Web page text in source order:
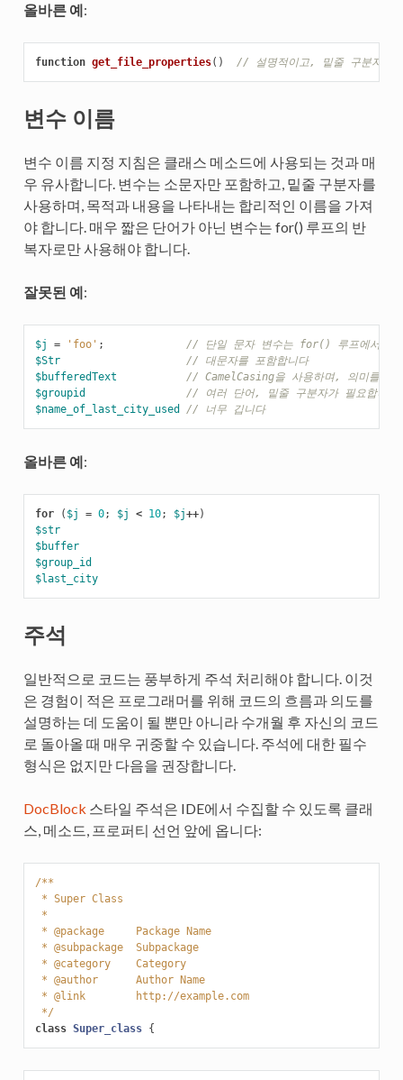
올바른 예:
function get_file_properties() // 설명적이고, 밑줄 구분자가
변수 이름
변수 이름 지정 지침은 클래스 메소드에 사용되는 것과 매
우 유사합니다. 변수는 소문자만 포함하고, 밑줄 구분자를
사용하며, 목적과 내용을 나타내는 합리적인 이름을 가져
야 합니다. 매우 짧은 단어가 아닌 변수는 for() 루프의 반
복자로만 사용해야 합니다.
잘못된 예:
$j = 'foo' ;
// 단일 문자 변수는 for() 루프에서만
$Str
// 대문자를 포함합니다
$bufferedText
// CamelCasing을 사용하며, 의미를 잃
$groupid
// 여러 단어, 밑줄 구분자가 필요합니다
$name_of_last_city_used
// 너무 깁니다
올바른 예:
for ( $j = 0; $j < 10; $j++)
$str
$buffer
$group_id
$last_city
주석
일반적으로 코드는 풍부하게 주석 처리해야 합니다. 이것
은 경험이 적은 프로그래머를 위해 코드의 흐름과 의도를
설명하는 데 도움이 될 뿐만 아니라 수개월 후 자신의 코드
로 돌아올 때 매우 귀중할 수 있습니다. 주석에 대한 필수
형식은 없지만 다음을 권장합니다.
DocBlock 스타일 주석은 IDE에서 수집할 수 있도록 클래
스, 메소드, 프로퍼티 선언 앞에 옵니다:
/**
* Super Class
*
* @package     Package Name
* @subpackage  Subpackage
* @category    Category
* @author      Author Name
* @link        http://example.com
*/
class Super_class {